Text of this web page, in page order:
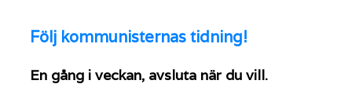
Följ kommunisternas tidning!
En gång i veckan, avsluta när du vill.